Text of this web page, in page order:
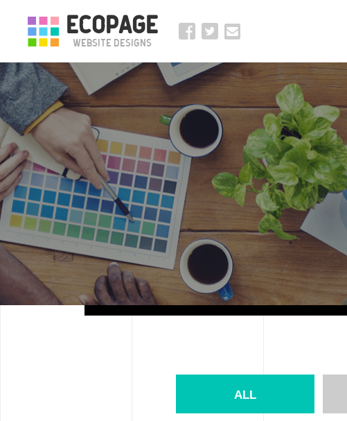
ECOPAGE
Website Designs
ALL